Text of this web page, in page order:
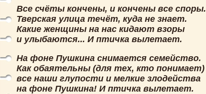
Все счёты кончены, и кончены все споры.
Тверская улица течёт, куда не знает.
Какие женщины на нас кидают взоры
и улыбаются... И птичка вылетает.
На фоне Пушкина снимается семейство.
Как обаятельны (для тех, кто понимает)
все наши глупости и мелкие злодейства
на фоне Пушкина! И птичка вылетает.